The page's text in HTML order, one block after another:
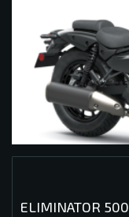
ELIMINATOR 500